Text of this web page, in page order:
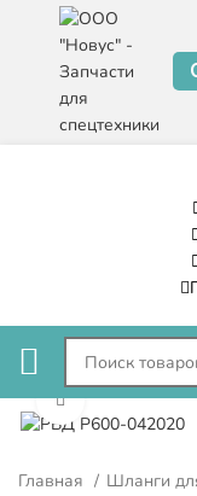
Нажмите,
Главная Шланги